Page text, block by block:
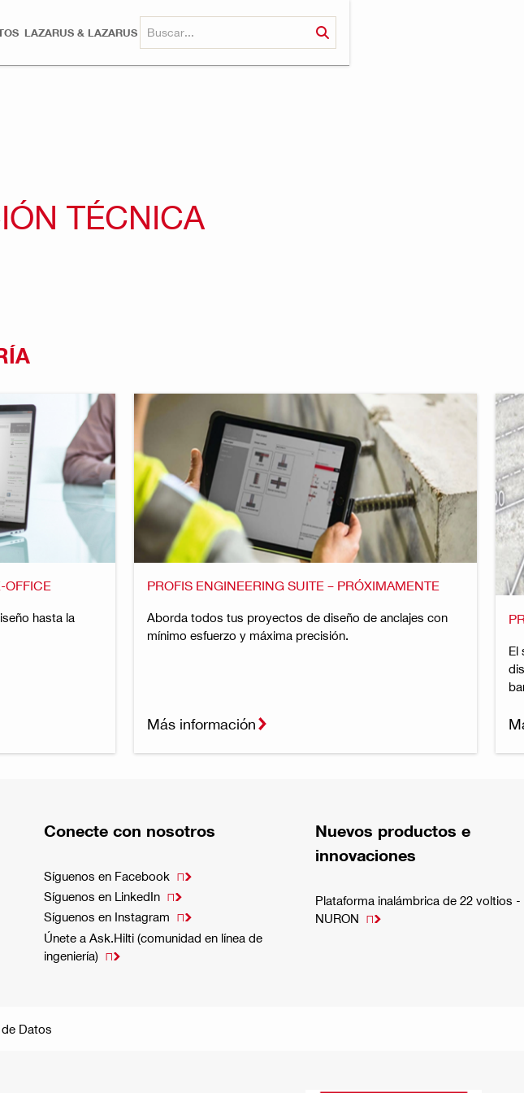
LAZARUS & LAZARUS
TÉCNICA
OFFICE
hasta la
PROFIS ENGINEERING SUITE – PRÓXIMAMENTE
Aborda todos tus proyectos de diseño de anclajes con
mínimo esfuerzo y máxima precisión.
Más información
El
Conecte con nosotros
Síguenos en Facebook 
Síguenos en LinkedIn 
Síguenos en Instagram 
Únete a Ask.Hilti (comunidad en línea de
ingeniería) 
Nuevos productos e
innovaciones
Plataforma inalámbrica de 22 voltios -
NURON 
Datos